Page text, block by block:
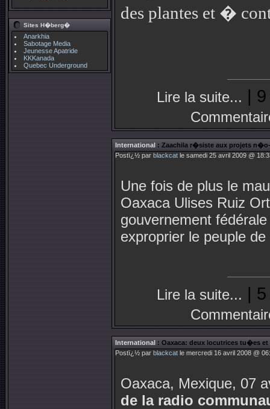
Sites H�berg�
Anarkhia
Sabotage Media
Jeunesse Apatride
KKKanada
Quebec Underground
des plantes et �
Lire la suite... |
International : Zaachila r�siste aux projets
Postï¿½ par blackcat le samedi 25 avril 2009 @
Une fois de plus le
Oaxaca Ulises Ruiz
gouvernement
exproprier le peuple
Lire la suite... |
International : Oaxaca: deux locutrices tu�es
Postï¿½ par blackcat le mercredi 16 avril 2008 @
Oaxaca, Mexique, 07
de la radio